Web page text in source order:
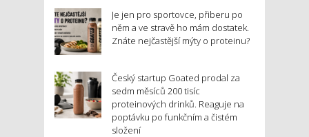
Je jen pro sportovce, přiberu po
něm a ve stravě ho mám dostatek.
Znáte nejčastější mýty o proteinu?
Český startup Goated prodal za
sedm měsíců 200 tisíc
proteinových drinků. Reaguje na
poptávku po funkčním a čistém
složení